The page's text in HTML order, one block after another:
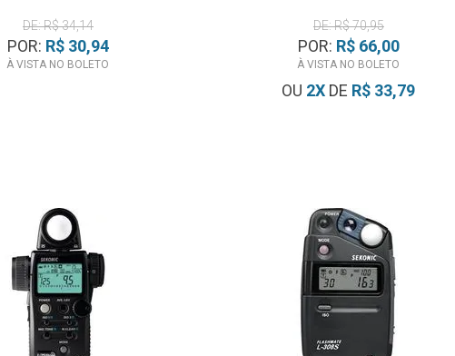
DE: R$ 34,14
POR: R$ 30,94
À VISTA NO BOLETO
DE: R$ 70,95
POR: R$ 66,00
À VISTA NO BOLETO
OU 2X DE R$ 33,79